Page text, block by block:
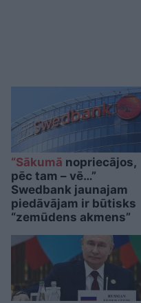
“Sākumā nopriecājos,
pēc tam – vē…”
Swedbank jaunajam
piedāvājam ir būtisks
“zemūdens akmens”